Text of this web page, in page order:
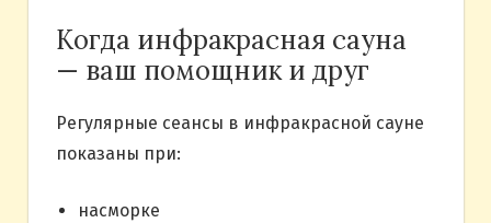
Когда инфракрасная сауна
— ваш помощник и друг
Регулярные сеансы в инфракрасной сауне
показаны при:
насморке